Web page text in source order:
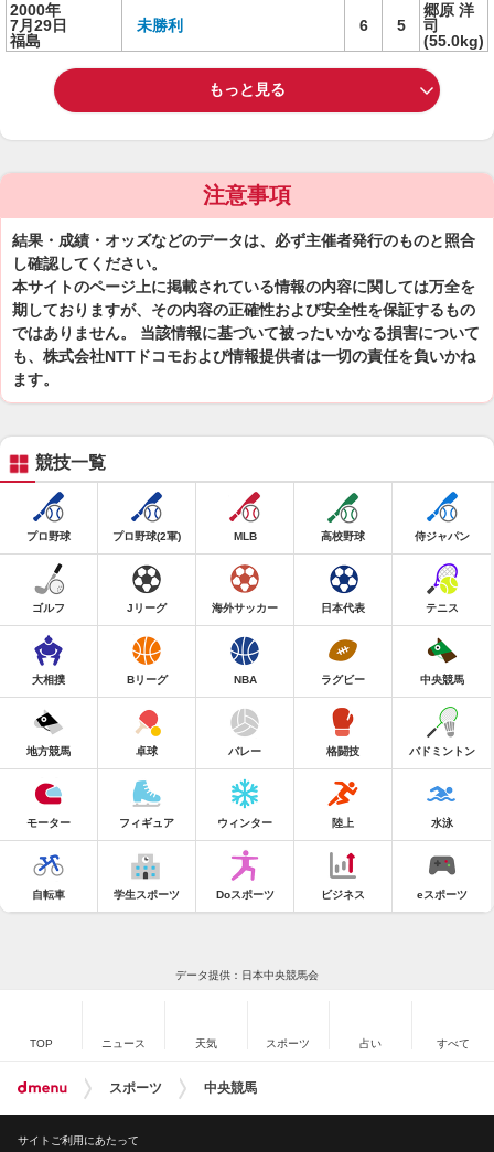
2000年
7月29日
福島
未勝利 6 5
郷原 洋
司
(55.0kg)
もっと見る
注意事項
結果・成績・オッズなどのデータは、必ず主催者発行のものと照合
し確認してください。
本サイトのページ上に掲載されている情報の内容に関しては万全を
期しておりますが、その内容の正確性および安全性を保証するもの
ではありません。 当該情報に基づいて被ったいかなる損害について
も、株式会社NTTドコモおよび情報提供者は一切の責任を負いかね
ます。
競技一覧
プロ野球 プロ野球(2軍) MLB 高校野球 侍ジャパン
ゴルフ Jリーグ 海外サッカー 日本代表 テニス
大相撲 Bリーグ NBA ラグビー 中央競馬
地方競馬 卓球 バレー 格闘技 バドミントン
モーター フィギュア ウィンター 陸上 水泳
自転車 学生スポーツ Doスポーツ ビジネス eスポーツ
データ提供：日本中央競馬会
TOP ニュース 天気 スポーツ 占い すべて
スポーツ 中央競馬
サイトご利用にあたって